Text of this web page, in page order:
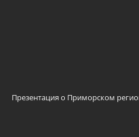
Презентация о Приморском